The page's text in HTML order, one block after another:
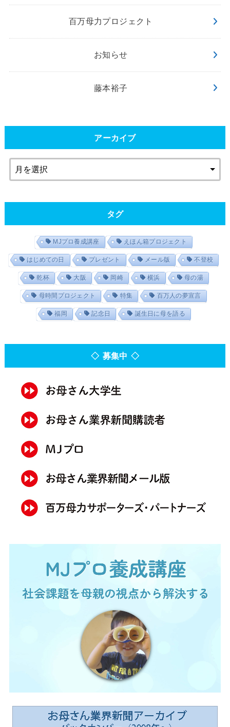
百万母力プロジェクト
お知らせ
藤本裕子
アーカイブ
タグ
MJプロ養成講座 えほん箱プロジェクト
はじめての日 プレゼント メール版 不登校
乾杯 大阪 岡崎 横浜 母の湯
母時間プロジェクト 特集 百万人の夢宣言
福岡 記念日 誕生日に母を語る
◇ 募集中 ◇